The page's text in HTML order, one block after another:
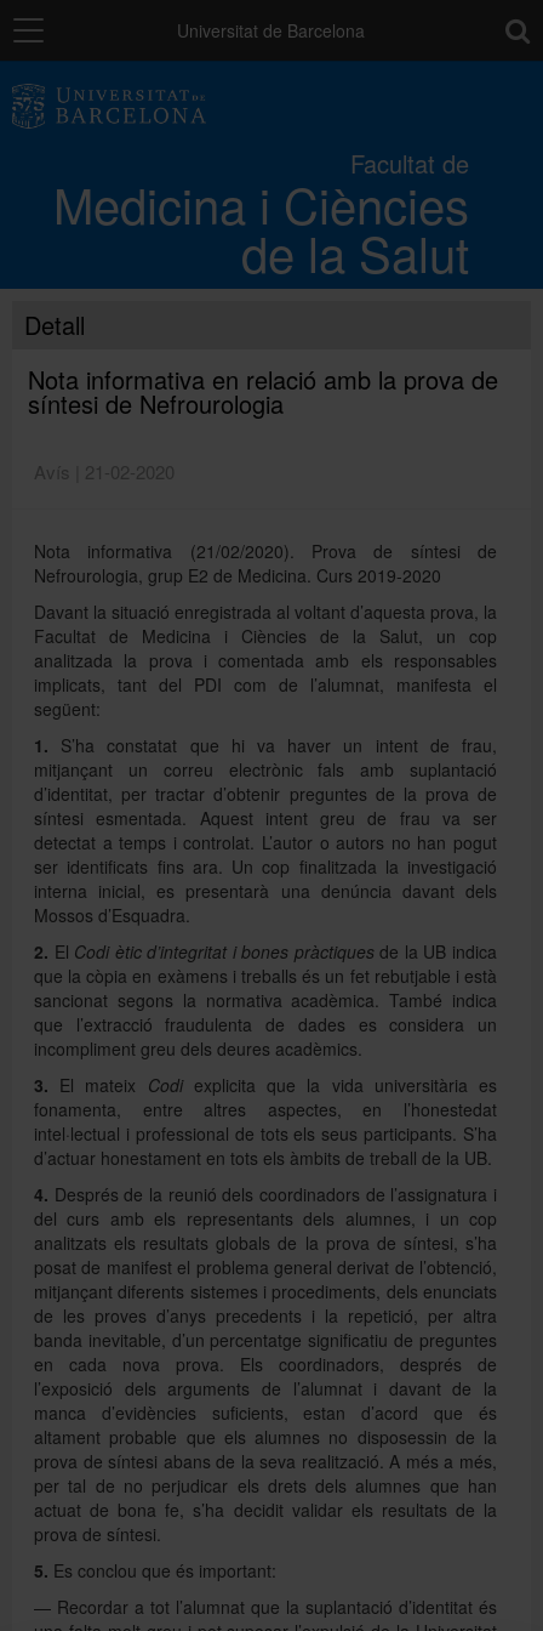
Navegació Universitat de Barcelona
Facultat de
Medicina i Ciències
de la Salut
Els campus
Docència
Directori
English
Detall
Nota informativa en relació amb la prova de
síntesi de Nefrourologia
Avís | 21-02-2020
Nota informativa (21/02/2020). Prova de síntesi de
Nefrourologia, grup E2 de Medicina. Curs 2019-2020
Davant la situació enregistrada al voltant d’aquesta prova, la
Facultat de Medicina i Ciències de la Salut, un cop
analitzada la prova i comentada amb els responsables
implicats, tant del PDI com de l’alumnat, manifesta el
següent:
1. S’ha constatat que hi va haver un intent de frau,
mitjançant un correu electrònic fals amb suplantació
d’identitat, per tractar d’obtenir preguntes de la prova de
síntesi esmentada. Aquest intent greu de frau va ser
detectat a temps i controlat. L’autor o autors no han pogut
ser identificats fins ara. Un cop finalitzada la investigació
interna inicial, es presentarà una denúncia davant dels
Mossos d’Esquadra.
2. El Codi ètic d’integritat i bones pràctiquesde la UB indica
que la còpia en exàmens i treballs és un fet rebutjable i està
sancionat segons la normativa acadèmica. També indica
que l’extracció fraudulenta de dades es considera un
incompliment greu dels deures acadèmics.
3. El mateix Codiexplicita que la vida universitària es
fonamenta, entre altres aspectes, en l’honestedat
intel·lectual i professional de tots els seus participants. S’ha
d’actuar honestament en tots els àmbits de treball de la UB.
4. Després de la reunió dels coordinadors de l’assignatura i
del curs amb els representants dels alumnes, i un cop
analitzats els resultats globals de la prova de síntesi, s’ha
posat de manifest el problema general derivat de l’obtenció,
mitjançant diferents sistemes i procediments, dels enunciats
de les proves d’anys precedents i la repetició, per altra
banda inevitable, d’un percentatge significatiu de preguntes
en cada nova prova. Els coordinadors, després de
l’exposició dels arguments de l’alumnat i davant de la
manca d’evidències suficients, estan d’acord que és
altament probable que els alumnes no disposessin de la
prova de síntesi abans de la seva realització. A més a més,
per tal de no perjudicar els drets dels alumnes que han
actuat de bona fe, s’ha decidit validar els resultats de la
prova de síntesi.
5. Es conclou que és important:
— Recordar a tot l’alumnat que la suplantació d’identitat és